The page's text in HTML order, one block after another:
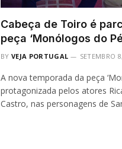
Cabeça de Toiro é
peça ‘Monólogos do
BY VEJA PORTUGAL SETEMBRO
A nova temporada da peça
protagonizada pelos atores
Castro, nas personagens de